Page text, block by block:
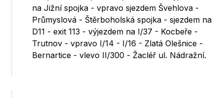
na Jižní spojka - vpravo sjezdem Švehlova -
Průmyslová - Štěrboholská spojka - sjezdem na
D11 - exit 113 - výjezdem na I/37 - Kocbeře -
Trutnov - vpravo I/14 - I/16 - Zlatá Olešnice -
Bernartice - vlevo II/300 - Žacléř ul. Nádražní.